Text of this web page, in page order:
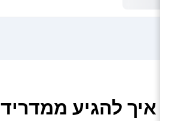
איך להגיע ממדריד